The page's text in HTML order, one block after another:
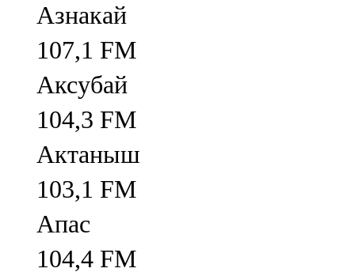
Азнакай
107,1 FM
Аксубай
104,3 FM
Актаныш
103,1 FM
Апас
104,4 FM